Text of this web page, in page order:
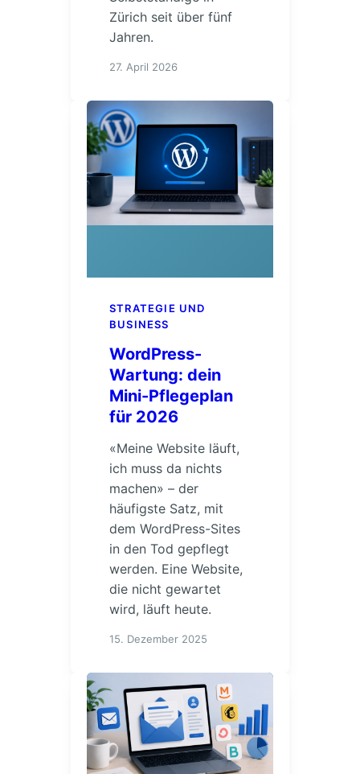
Zürich seit über fünf
Jahren.
27. April 2026
STRATEGIE UND
BUSINESS
WordPress-
Wartung: dein
Mini-Pflegeplan
für 2026
«Meine Website läuft,
ich muss da nichts
machen» – der
häufigste Satz, mit
dem WordPress-Sites
in den Tod gepflegt
werden. Eine Website,
die nicht gewartet
wird, läuft heute.
15. Dezember 2025